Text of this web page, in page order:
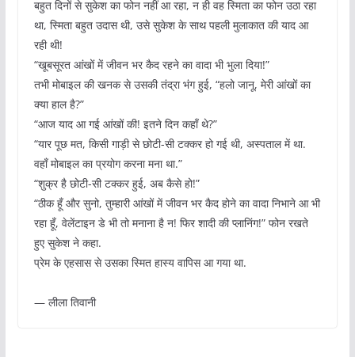
बहुत दिनों से सुकेश का फोन नहीं आ रहा, न ही वह स्मिता का फोन उठा रहा
था, स्मिता बहुत उदास थी, उसे सुकेश के साथ पहली मुलाकात की याद आ
रही थी!
“खूबसूरत आंखों में जीवन भर कैद रहने का वादा भी भुला दिया!”
तभी मोबाइल की खनक से उसकी तंद्रा भंग हुई, “हलो जानू, मेरी आंखों का
क्या हाल है?”
“आज याद आ गई आंखों की! इतने दिन कहाँ थे?”
“यार पूछ मत, किसी गाड़ी से छोटी-सी टक्कर हो गई थी, अस्पताल में था.
वहाँ मोबाइल का प्रयोग करना मना था.”
“शुक्र है छोटी-सी टक्कर हुई, अब कैसे हो!”
“ठीक हूँ और सुनो, तुम्हारी आंखों में जीवन भर कैद होने का वादा निभाने आ भी
रहा हूँ, वेलेंटाइन डे भी तो मनाना है न! फिर शादी की प्लानिंग!” फोन रखते
हुए सुकेश ने कहा.
प्रेम के एहसास से उसका स्मित हास्य वापिस आ गया था.
— लीला तिवानी